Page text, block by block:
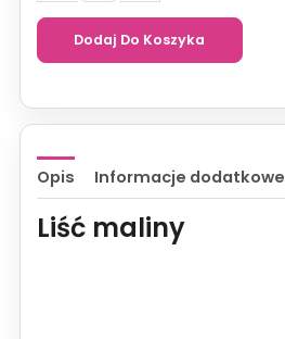
maliny
Przeziębienie
Zdrowie
Dodaj Do Koszyka
Opis Informacje dodatkowe
Liść maliny